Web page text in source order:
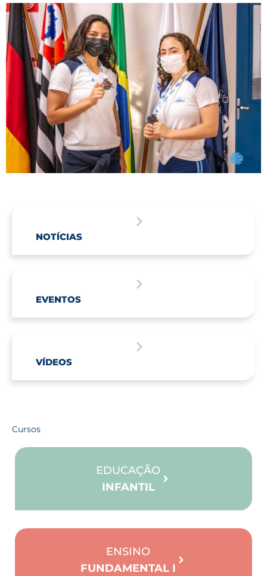
NOTÍCIAS
EVENTOS
VÍDEOS
Cursos
EDUCAÇÃO
INFANTIL
ENSINO
FUNDAMENTAL I